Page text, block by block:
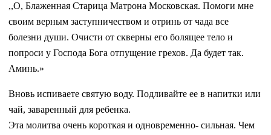
,,О, Блаженная Старица Матрона Московская. Помоги мне
своим верным заступничеством и отринь от чада все
болезни души. Очисти от скверны его болящее тело и
попроси у Господа Бога отпущение грехов. Да будет так.
Аминь.»
Вновь испиваете святую воду. Подливайте ее в напитки или
чай, заваренный для ребенка.
Эта молитва очень короткая и одновременно- сильная. Чем